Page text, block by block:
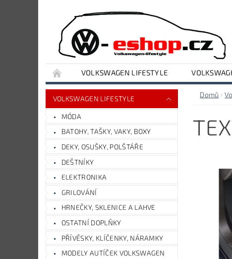
VOLKSWAGEN LIFESTYLE
VYBAVENÍ DÍLNY A GARÁŽE
AUDI LIFESTYLE
VOLKSWAGEN LIFESTYLE
MÓDA
BATOHY, TAŠKY, VAKY, BOXY
DEKY, OSUŠKY, POLŠTÁŘE
DEŠTNÍKY
ELEKTRONIKA
GRILOVÁNÍ
HRNEČKY, SKLENICE A LAHVE
OSTATNÍ DOPLŇKY
PŘÍVĚSKY, KLÍČENKY, NÁRAMKY
MODELY AUTÍČEK VOLKSWAGEN
Domů